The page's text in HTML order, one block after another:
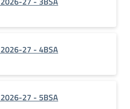
2026-27 - 4BSA
2026-27 - 5BSA